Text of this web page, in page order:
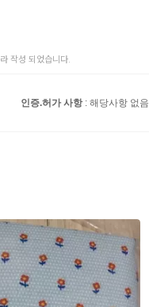
작성 되었습니다.
인증.허가 사항: 해당사항 없음